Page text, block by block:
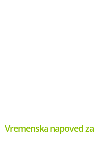
Vremenska napoved